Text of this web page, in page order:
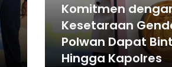
Komitmen
Kesetaraan
Polwan Dapat
Hingga Kapolres